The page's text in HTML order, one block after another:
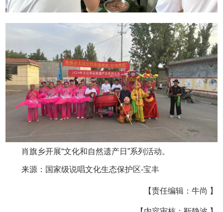
肖旗乡开展“文化和自然遗产日”系列活动。
来源：国家级说唱文化生态保护区-宝丰
【责任编辑：牛尚 】